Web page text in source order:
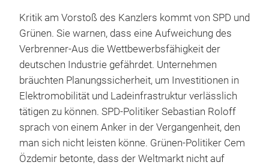
Kritik am Vorstoß des Kanzlers kommt von SPD und
Grünen. Sie warnen, dass eine Aufweichung des
Verbrenner-Aus die Wettbewerbsfähigkeit der
deutschen Industrie gefährdet. Unternehmen
bräuchten Planungssicherheit, um Investitionen in
Elektromobilität und Ladeinfrastruktur verlässlich
tätigen zu können. SPD-Politiker Sebastian Roloff
sprach von einem Anker in der Vergangenheit, den
man sich nicht leisten könne. Grünen-Politiker Cem
Özdemir betonte, dass der Weltmarkt nicht auf